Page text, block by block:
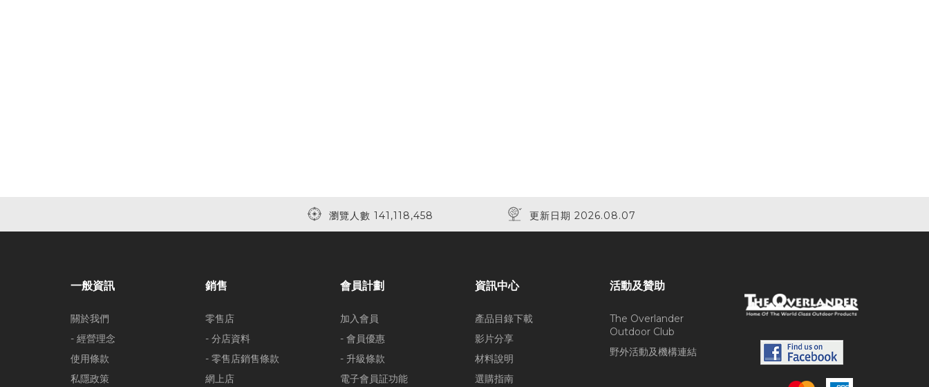
瀏覽人數 141,118,458 更新日期 2026.08.07
一般資訊
關於我們
- 經營理念
使用條款
私隱政策
銷售
零售店
- 分店資料
- 零售店銷售條款
網上店
會員計劃
加入會員
- 會員優惠
- 升級條款
電子會員証功能
資訊中心
產品目錄下載
影片分享
材料說明
選購指南
活動及贊助
The Overlander
Outdoor Club
野外活動及機構連結